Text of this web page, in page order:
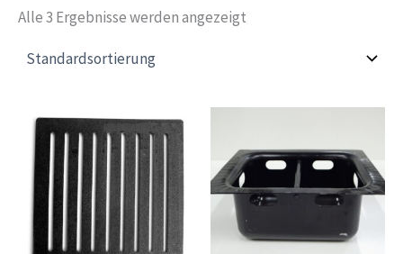
Alle 3 Ergebnisse werden angezeigt